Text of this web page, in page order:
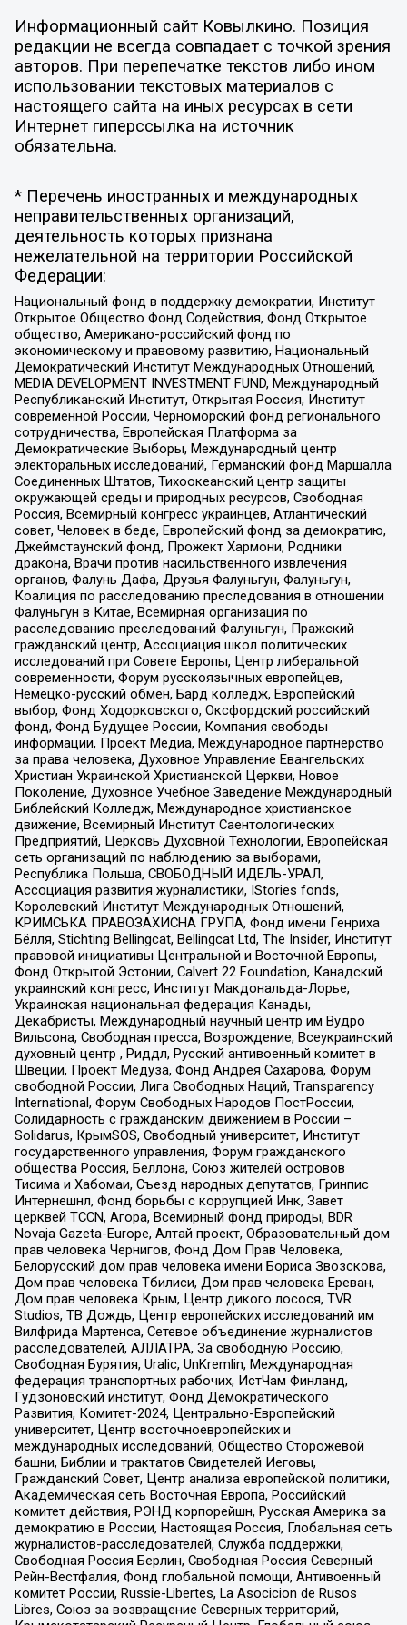
Информационный сайт Ковылкино. Позиция
редакции не всегда совпадает с точкой зрения
авторов. При перепечатке текстов либо ином
использовании текстовых материалов с
настоящего сайта на иных ресурсах в сети
Интернет гиперссылка на источник
обязательна.
* Перечень иностранных и международных
неправительственных организаций,
деятельность которых признана
нежелательной на территории Российской
Федерации:
Национальный фонд в поддержку демократии, Институт
Открытое Общество Фонд Содействия, Фонд Открытое
общество, Американо-российский фонд по
экономическому и правовому развитию, Национальный
Демократический Институт Международных Отношений,
MEDIA DEVELOPMENT INVESTMENT FUND, Международный
Республиканский Институт, Открытая Россия, Институт
современной России, Черноморский фонд регионального
сотрудничества, Европейская Платформа за
Демократические Выборы, Международный центр
электоральных исследований, Германский фонд Маршалла
Соединенных Штатов, Тихоокеанский центр защиты
окружающей среды и природных ресурсов, Свободная
Россия, Всемирный конгресс украинцев, Атлантический
совет, Человек в беде, Европейский фонд за демократию,
Джеймстаунский фонд, Прожект Хармони, Родники
дракона, Врачи против насильственного извлечения
органов, Фалунь Дафа, Друзья Фалуньгун, Фалуньгун,
Коалиция по расследованию преследования в отношении
Фалуньгун в Китае, Всемирная организация по
расследованию преследований Фалуньгун, Пражский
гражданский центр, Ассоциация школ политических
исследований при Совете Европы, Центр либеральной
современности, Форум русскоязычных европейцев,
Немецко-русский обмен, Бард колледж, Европейский
выбор, Фонд Ходорковского, Оксфордский российский
фонд, Фонд Будущее России, Компания свободы
информации, Проект Медиа, Международное партнерство
за права человека, Духовное Управление Евангельских
Христиан Украинской Христианской Церкви, Новое
Поколение, Духовное Учебное Заведение Международный
Библейский Колледж, Международное христианское
движение, Всемирный Институт Саентологических
Предприятий, Церковь Духовной Технологии, Европейская
сеть организаций по наблюдению за выборами,
Республика Польша, СВОБОДНЫЙ ИДЕЛЬ-УРАЛ,
Ассоциация развития журналистики, IStories fonds,
Королевский Институт Международных Отношений,
КРИМСЬКА ПРАВОЗАХИСНА ГРУПА, Фонд имени Генриха
Бёлля, Stichting Bellingcat, Bellingcat Ltd, The Insider, Институт
правовой инициативы Центральной и Восточной Европы,
Фонд Открытой Эстонии, Calvert 22 Foundation, Канадский
украинский конгресс, Институт Макдональда-Лорье,
Украинская национальная федерация Канады,
Декабристы, Международный научный центр им Вудро
Вильсона, Свободная пресса, Возрождение, Всеукраинский
духовный центр , Риддл, Русский антивоенный комитет в
Швеции, Проект Медуза, Фонд Андрея Сахарова, Форум
свободной России, Лига Свободных Наций, Transparеncy
International, Форум Свободных Народов ПостРоссии,
Солидарность с гражданским движением в России –
Solidarus, КрымSOS, Свободный университет, Институт
государственного управления, Форум гражданского
общества Россия, Беллона, Союз жителей островов
Тисима и Хабомаи, Съезд народных депутатов, Гринпис
Интернешнл, Фонд борьбы с коррупцией Инк, Завет
церквей TCCN, Агора, Всемирный фонд природы, BDR
Novaja Gazeta-Europe, Алтай проект, Образовательный дом
прав человека Чернигов, Фонд Дом Прав Человека,
Белорусский дом прав человека имени Бориса Звозскова,
Дом прав человека Тбилиси, Дом прав человека Ереван,
Дом прав человека Крым, Центр дикого лосося, TVR
Studios, ТВ Дождь, Центр европейских исследований им
Вилфрида Мартенса, Сетевое объединение журналистов
расследователей, АЛЛАТРА, За свободную Россию,
Свободная Бурятия, Uralic, UnKremlin, Международная
федерация транспортных рабочих, ИстЧам Финланд,
Гудзоновский институт, Фонд Демократического
Развития, Комитет-2024, Центрально-Европейский
университет, Центр восточноевропейских и
международных исследований, Общество Сторожевой
башни, Библии и трактатов Свидетелей Иеговы,
Гражданский Совет, Центр анализа европейской политики,
Академическая сеть Восточная Европа, Российский
комитет действия, РЭНД корпорейшн, Русская Америка за
демократию в России, Настоящая Россия, Глобальная сеть
журналистов-расследователей, Служба поддержки,
Свободная Россия Берлин, Свободная Россия Северный
Рейн-Вестфалия, Фонд глобальной помощи, Антивоенный
комитет России, Russie-Libertes, La Asocicion de Rusos
Libres, Союз за возвращение Северных территорий,